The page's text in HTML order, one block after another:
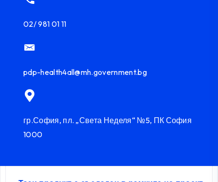
02/ 981 01 11
pdp-health4all@mh.government.bg
гр.София, пл. „Света Неделя“ №5, ПК София
1000